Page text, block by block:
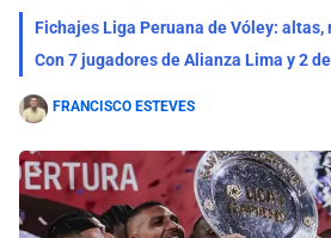
FRANCISCO ESTEVES